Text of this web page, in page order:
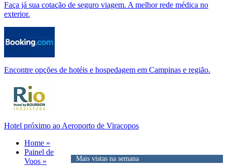
Faça já sua cotação de seguro viagem. A melhor rede médica no
exterior.
Encontre opções de hotéis e hospedagem em Campinas e região.
Hotel próximo ao Aeroporto de Viracopos
Mais vistas na semana
Home »
Painel de
Voos »